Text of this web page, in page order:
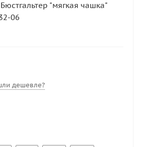
Бюстгальтер "мягкая чашка"
06
дешевле?